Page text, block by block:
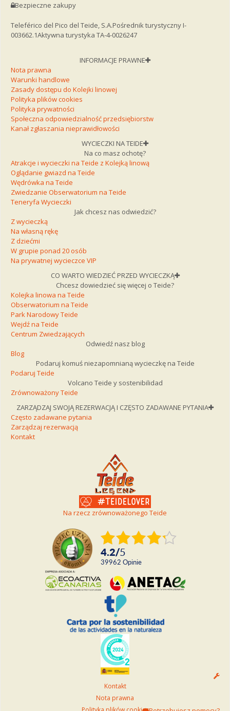
Bezpieczne zakupy
Teleférico del Pico del Teide, S.A.Pośrednik turystyczny I-
003662.1Aktywna turystyka TA-4-0026247
INFORMACJE PRAWNE
Nota prawna
Warunki handlowe
Zasady dostępu do Kolejki linowej
Polityka plików cookies
Polityka prywatności
Społeczna odpowiedzialność przedsiębiorstw
Kanał zgłaszania nieprawidłowości
WYCIECZKI NA TEIDE
Na co masz ochotę?
Atrakcje i wycieczki na Teide z Kolejką linową
Oglądanie gwiazd na Teide
Wędrówka na Teide
Zwiedzanie Obserwatorium na Teide
Teneryfa Wycieczki
Jak chcesz nas odwiedzić?
Z wycieczką
Na własną rękę
Z dziećmi
W grupie ponad 20 osób
Na prywatnej wycieczce VIP
CO WARTO WIEDZIEĆ PRZED WYCIECZKĄ
Chcesz dowiedzieć się więcej o Teide?
Kolejka linowa na Teide
Obserwatorium na Teide
Park Narodowy Teide
Wejdź na Teide
Centrum Zwiedzających
Odwiedź nasz blog
Blog
Podaruj komuś niezapomnianą wycieczkę na Teide
Podaruj Teide
Volcano Teide y sostenibilidad
Zrównoważony Teide
ZARZĄDZAJ SWOJĄ REZERWACJĄ I CZĘSTO ZADAWANE PYTANIA
Często zadawane pytania
Zarządzaj rezerwacją
Kontakt
Na rzecz zrównoważonego Teide
4.2/5
39962 Opinie
Kontakt
Nota prawna